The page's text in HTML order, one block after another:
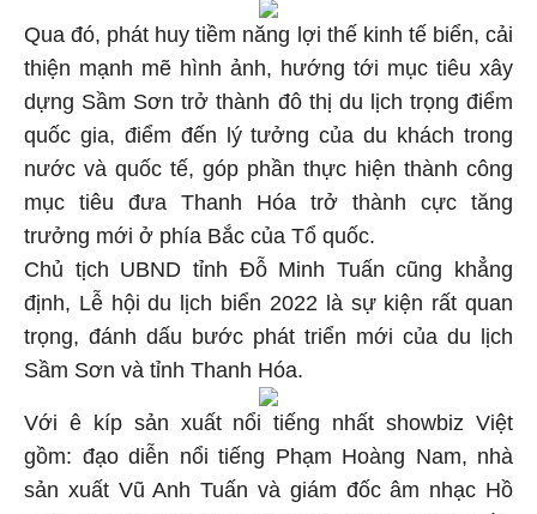
Qua đó, phát huy tiềm năng lợi thế kinh tế biển, cải
thiện mạnh mẽ hình ảnh, hướng tới mục tiêu xây
dựng Sầm Sơn trở thành đô thị du lịch trọng điểm
quốc gia, điểm đến lý tưởng của du khách trong
nước và quốc tế, góp phần thực hiện thành công
mục tiêu đưa Thanh Hóa trở thành cực tăng
trưởng mới ở phía Bắc của Tổ quốc.
Chủ tịch UBND tỉnh Đỗ Minh Tuấn cũng khẳng
định, Lễ hội du lịch biển 2022 là sự kiện rất quan
trọng, đánh dấu bước phát triển mới của du lịch
Sầm Sơn và tỉnh Thanh Hóa.
Với ê kíp sản xuất nổi tiếng nhất showbiz Việt
gồm: đạo diễn nổi tiếng Phạm Hoàng Nam, nhà
sản xuất Vũ Anh Tuấn và giám đốc âm nhạc Hồ